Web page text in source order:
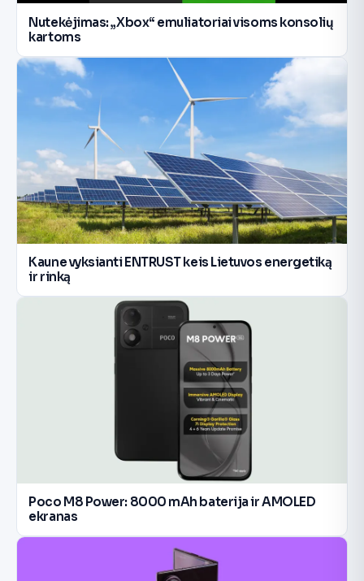
Nutekėjimas: „Xbox“ emuliatoriai visoms konsolių
kartoms
Kaune vyksianti ENTRUST keis Lietuvos energetiką
ir rinką
Poco M8 Power: 8000 mAh baterija ir AMOLED
ekranas